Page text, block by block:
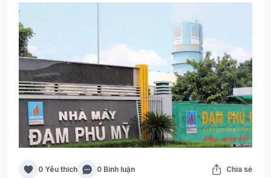
0 Yêu thích 0 Bình luận Chia sẻ